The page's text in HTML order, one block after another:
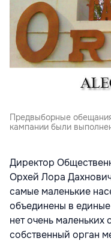
Предвыборные
кампании были
Директор
Орхей Лора
самые маленькие
объединены в
нет очень
собственный орган